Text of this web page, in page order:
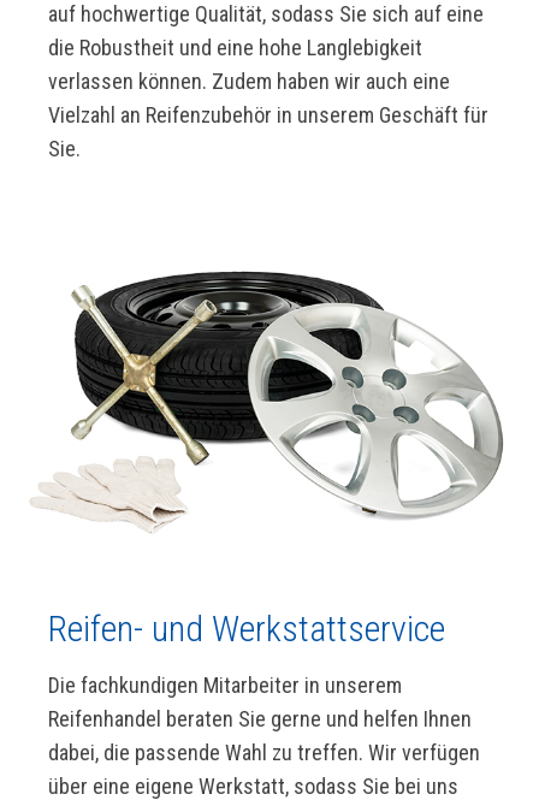
auf hochwertige Qualität, sodass Sie sich auf eine
die Robustheit und eine hohe Langlebigkeit
verlassen können. Zudem haben wir auch eine
Vielzahl an Reifenzubehör in unserem Geschäft für
Sie.
Reifen- und Werkstattservice
Die fachkundigen Mitarbeiter in unserem
Reifenhandel beraten Sie gerne und helfen Ihnen
dabei, die passende Wahl zu treffen. Wir verfügen
über eine eigene Werkstatt, sodass Sie bei uns